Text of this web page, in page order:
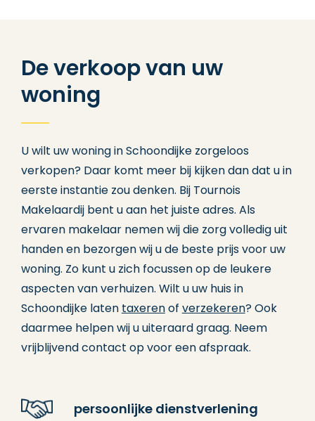
De verkoop van uw
woning
U wilt uw woning in Schoondijke zorgeloos
verkopen? Daar komt meer bij kijken dan dat u in
eerste instantie zou denken. Bij Tournois
Makelaardij bent u aan het juiste adres. Als
ervaren makelaar nemen wij die zorg volledig uit
handen en bezorgen wij u de beste prijs voor uw
woning. Zo kunt u zich focussen op de leukere
aspecten van verhuizen. Wilt u uw huis in
Schoondijke laten taxerenof verzekeren? Ook
daarmee helpen wij u uiteraard graag. Neem
vrijblijvend contact op voor een afspraak.
persoonlijke dienstverlening